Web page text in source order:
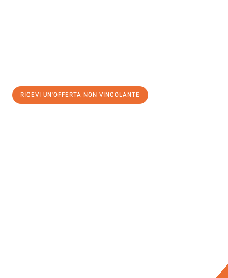
RICEVI UN'OFFERTA NON VINCOLANTE